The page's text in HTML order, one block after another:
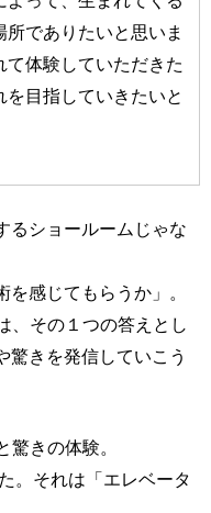
でありたいと思いま
体験していただきた
目指していきたいと
るショールームじゃな
感じてもらうか」。
、その１つの答えとし
驚きを発信していこう
驚きの体験。
。それは「エレベータ